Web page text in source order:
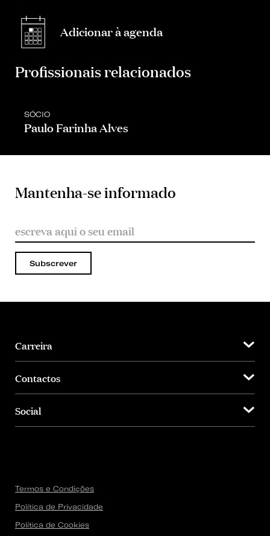
Adicionar à agenda
Profissionais relacionados
SÓCIO
Paulo Farinha Alves
Mantenha-se informado
Subscrever
Carreira
Contactos
Social
Termos e Condições
Política de Privacidade
Política de Cookies